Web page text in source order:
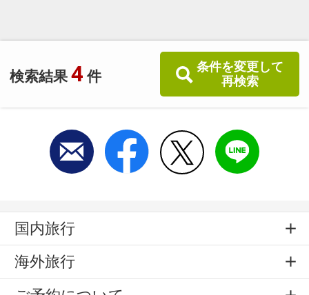
検索結果 4 件
条件を変更して
再検索
国内旅行
海外旅行